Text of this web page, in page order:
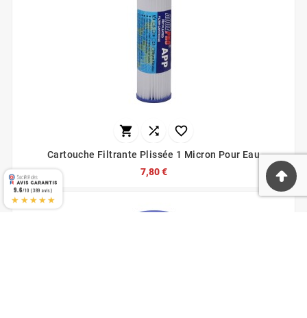
  
Cartouche Filtrante Plissée 1 Micron Pour Eau
7,80 €
9.6/10 (389 avis)
★★★★★